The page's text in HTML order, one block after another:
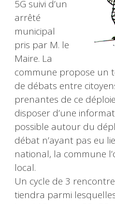
5G suivi d’un
arrêté
municipal
pris par M. le
Maire. La
commune propose un
de débats entre
prenantes de ce
disposer d’une
possible autour du
débat n’ayant pas eu
national, la commune
local.
Un cycle de 3
tiendra parmi